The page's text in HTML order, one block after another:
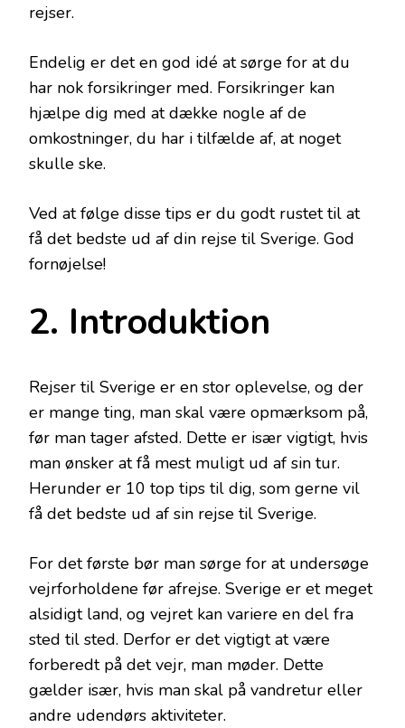
rejser.
Endelig er det en god idé at sørge for at du
har nok forsikringer med. Forsikringer kan
hjælpe dig med at dække nogle af de
omkostninger, du har i tilfælde af, at noget
skulle ske.
Ved at følge disse tips er du godt rustet til at
få det bedste ud af din rejse til Sverige. God
fornøjelse!
2. Introduktion
Rejser til Sverige er en stor oplevelse, og der
er mange ting, man skal være opmærksom på,
før man tager afsted. Dette er især vigtigt, hvis
man ønsker at få mest muligt ud af sin tur.
Herunder er 10 top tips til dig, som gerne vil
få det bedste ud af sin rejse til Sverige.
For det første bør man sørge for at undersøge
vejrforholdene før afrejse. Sverige er et meget
alsidigt land, og vejret kan variere en del fra
sted til sted. Derfor er det vigtigt at være
forberedt på det vejr, man møder. Dette
gælder især, hvis man skal på vandretur eller
andre udendørs aktiviteter.